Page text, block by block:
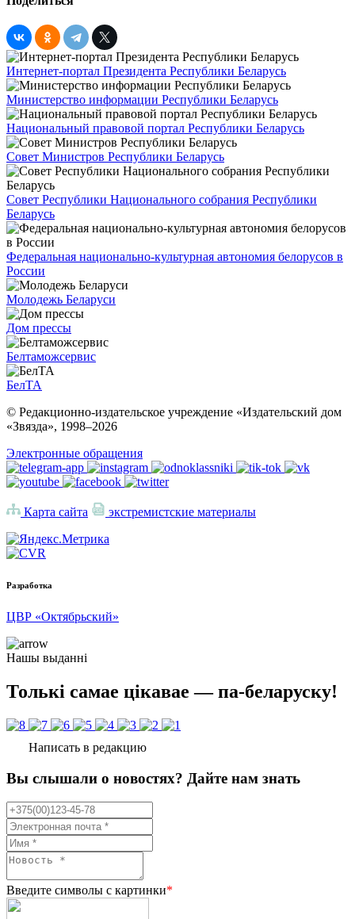
Интернет-портал Президента Республики Беларусь
Министерство информации Республики Беларусь
Национальный правовой портал Республики Беларусь
Совет Министров Республики Беларусь
Совет Республики Национального собрания Республики
Беларусь
Федеральная национально-культурная автономия белорусов в
России
Молодежь Беларуси
Дом прессы
Белтаможсервис
БелТА
© Редакционно-издательское учреждение «Издательский дом
«Звязда», 1998–2026
Электронные обращения
Карта сайта экстремистские материалы
Разработка
ЦВР «Октябрьский»
Нашы выданні
Толькі самае цікавае — па-беларуску!
Написать в редакцию
Вы слышали о новостях? Дайте нам знать
Введите символы с картинки*